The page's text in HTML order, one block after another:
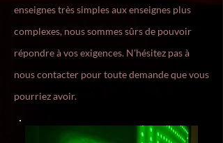
enseignes très simples aux enseignes plus
complexes, nous sommes sûrs de pouvoir
répondre à vos exigences. N'hésitez pas à
nous contacter pour toute demande que vous
pourriez avoir.